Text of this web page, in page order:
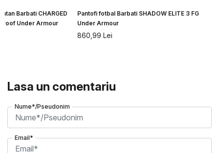
Barbati CHARGED
Under Armour
Pantofi fotbal Barbati SHADOW ELITE 3 FG
Under Armour
860,99 Lei
Lasa un comentariu
Nume*/Pseudonim
Email*